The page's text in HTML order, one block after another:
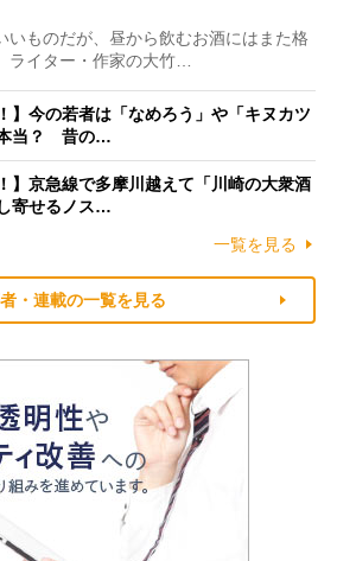
ものだが、昼から飲むお酒にはまた格
イター・作家の大竹…
】今の若者は「なめろう」や「キヌカツ
本当？ 昔の…
】京急線で多摩川越えて「川崎の大衆酒
寄せるノス…
一覧を見る
・連載の一覧を見る